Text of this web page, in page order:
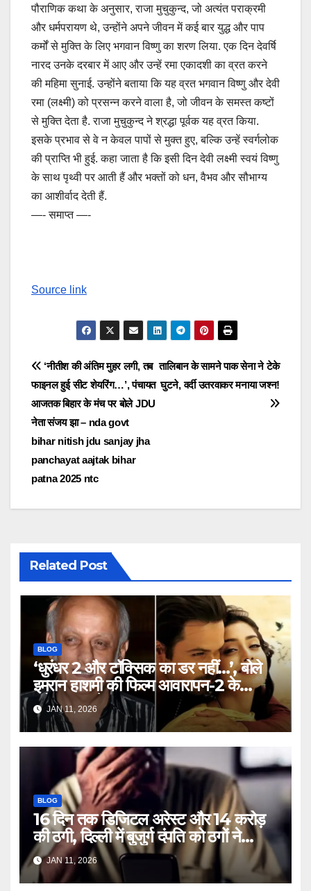
पौराणिक कथा के अनुसार, राजा मुचुकुन्द, जो अत्यंत पराक्रमी
और धर्मपरायण थे, उन्होंने अपने जीवन में कई बार युद्ध और पाप
कर्मों से मुक्ति के लिए भगवान विष्णु का शरण लिया. एक दिन देवर्षि
नारद उनके दरबार में आए और उन्हें रमा एकादशी का व्रत करने
की महिमा सुनाई. उन्होंने बताया कि यह व्रत भगवान विष्णु और देवी
रमा (लक्ष्मी) को प्रसन्न करने वाला है, जो जीवन के समस्त कष्टों
से मुक्ति देता है. राजा मुचुकुन्द ने श्रद्धा पूर्वक यह व्रत किया.
इसके प्रभाव से वे न केवल पापों से मुक्त हुए, बल्कि उन्हें स्वर्गलोक
की प्राप्ति भी हुई. कहा जाता है कि इसी दिन देवी लक्ष्मी स्वयं विष्णु
के साथ पृथ्वी पर आती हैं और भक्तों को धन, वैभव और सौभाग्य
का आशीर्वाद देती हैं.
—- समाप्त —-
Source link
Post
navigation
तालिबान के सामने पाक सेना ने टेके
घुटने, वर्दी उतरवाकर मनाया जश्न!
‘नीतीश की अंतिम मुहर लगी, तब
फाइनल हुई सीट शेयरिंग…’, पंचायत
आजतक बिहार के मंच पर बोले JDU
नेता संजय झा – nda govt
bihar nitish jdu sanjay jha
panchayat aajtak bihar
patna 2025 ntc
Related Post
BLOG
‘धुरंधर 2 और टॉक्सिक का डर नहीं…’, बोले
इमरान हाशमी की फिल्म आवारापन-2 के
प्रोड्यूसर मुकेश भट्ट – Mukesh
Bhatt on Emraan Hashmi
Awarapan 2 delay release
date tmovg
JAN 11, 2026
BLOG
16 दिन तक डिजिटल अरेस्ट और 14 करोड़
की ठगी, दिल्ली में बुजुर्ग दंपति को ठगों ने
लगाया चूना – Delhi Cyber Fraud
elderly couple digital arrest
JAN 11, 2026